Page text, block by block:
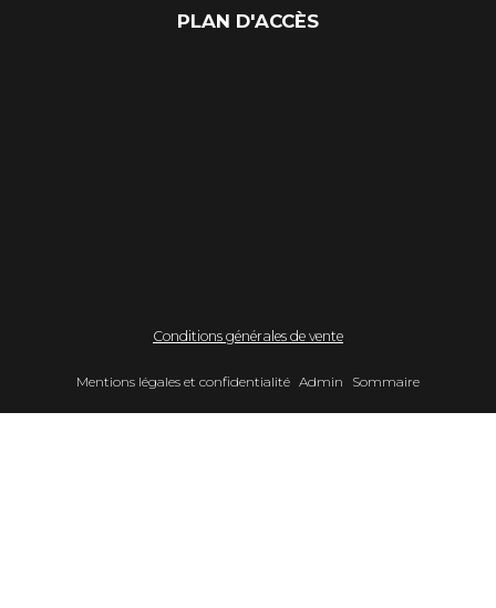
PLAN D'ACCÈS
Conditions générales de vente
Mentions légales et confidentialité Admin Sommaire